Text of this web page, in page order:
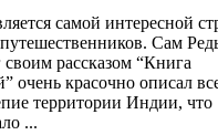
самой интересной
Сам
рассказом “Книга
очень красочно описал
территории Индии, что
...